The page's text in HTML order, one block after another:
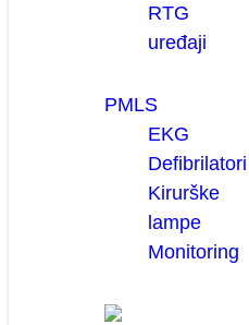
RTG
uređaji
PMLS
EKG
Defibrilatori
Kirurške
lampe
Monitoring